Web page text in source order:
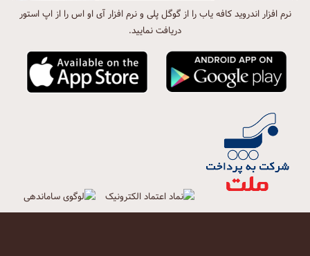
نرم افزار اندروید کافه یاب را از گوگل پلی و نرم افزار آی او اس را از اپ استور
دریافت نمایید.